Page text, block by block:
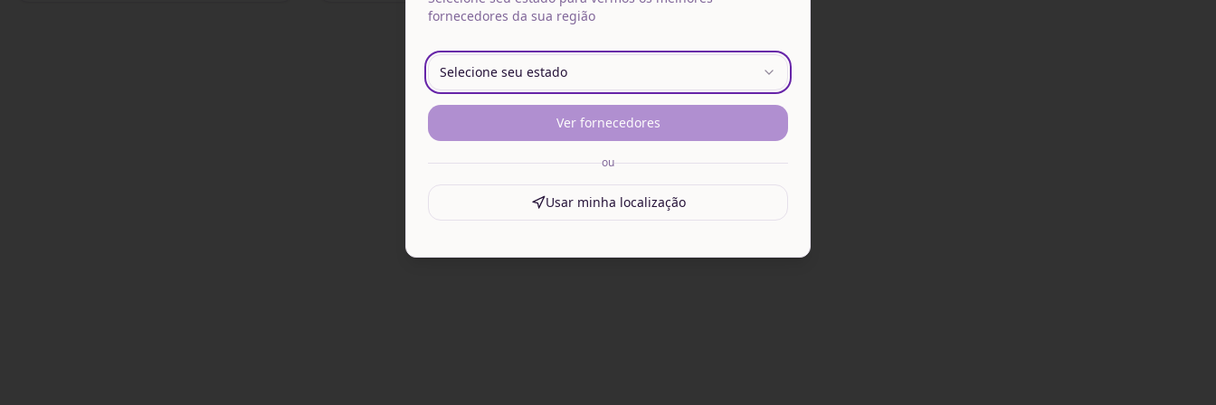
fornecedores da sua região
Selecione seu estado
Ver fornecedores
ou
Usar minha localização